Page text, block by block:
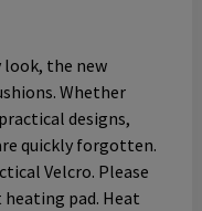
look, the new
Whether
designs,
quickly forgotten.
Velcro. Please
pad. Heat